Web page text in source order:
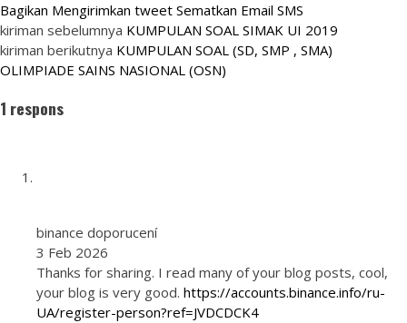
Bagikan Mengirimkan tweet Sematkan Email SMS
kiriman sebelumnya KUMPULAN SOAL SIMAK UI 2019
kiriman berikutnya KUMPULAN SOAL (SD, SMP , SMA)
OLIMPIADE SAINS NASIONAL (OSN)
1 respons
binance doporucení
3 Feb 2026
Thanks for sharing. I read many of your blog posts, cool,
your blog is very good. https://accounts.binance.info/ru-
UA/register-person?ref=JVDCDCK4